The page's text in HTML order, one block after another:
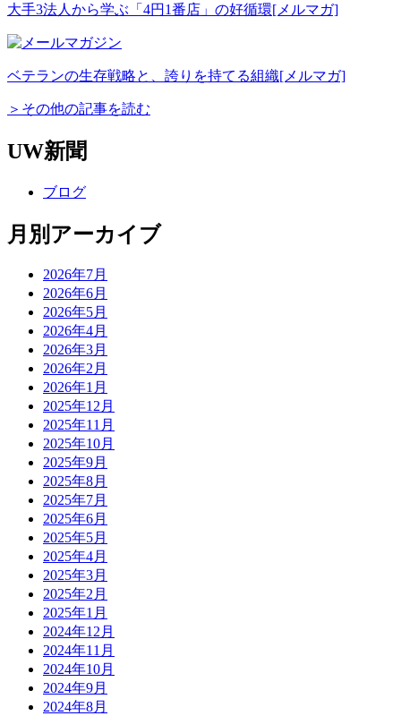
大手3法人から学ぶ「4円1番店」の好循環[メルマガ]
ベテランの生存戦略と、誇りを持てる組織[メルマガ]
＞その他の記事を読む
UW新聞
ブログ
月別アーカイブ
2026年7月
2026年6月
2026年5月
2026年4月
2026年3月
2026年2月
2026年1月
2025年12月
2025年11月
2025年10月
2025年9月
2025年8月
2025年7月
2025年6月
2025年5月
2025年4月
2025年3月
2025年2月
2025年1月
2024年12月
2024年11月
2024年10月
2024年9月
2024年8月